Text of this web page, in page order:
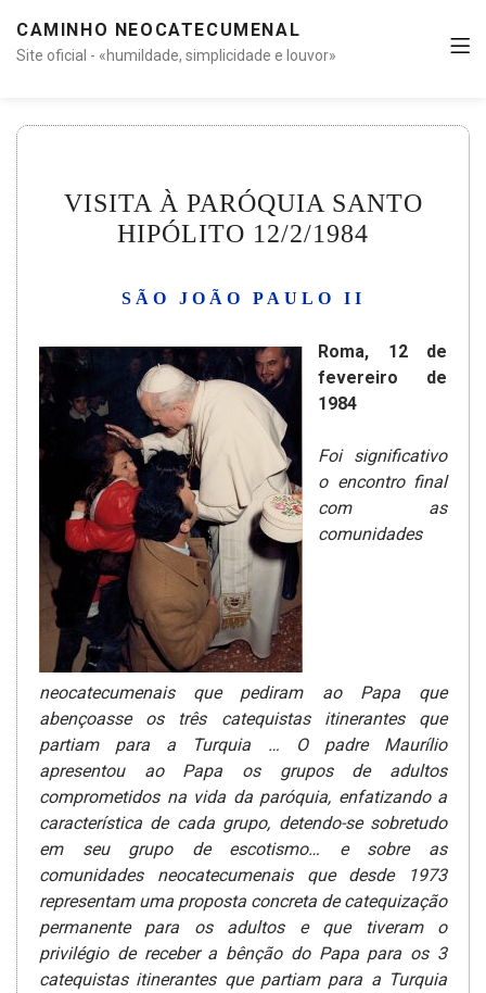
CAMINHO NEOCATECUMENAL
Site oficial - «humildade, simplicidade e louvor»
VISITA À PARÓQUIA SANTO
HIPÓLITO 12/2/1984
SÃO JOÃO PAULO II
Roma, 12 de
fevereiro de
1984
Foi significativo
o encontro final
com as
comunidades
neocatecumenais que pediram ao Papa que
abençoasse os três catequistas itinerantes que
partiam para a Turquia … O padre Maurílio
apresentou ao Papa os grupos de adultos
comprometidos na vida da paróquia, enfatizando a
característica de cada grupo, detendo-se sobretudo
em seu grupo de escotismo… e sobre as
comunidades neocatecumenais que desde 1973
representam uma proposta concreta de catequização
permanente para os adultos e que tiveram o
privilégio de receber a bênção do Papa para os 3
catequistas itinerantes que partiam para a Turquia